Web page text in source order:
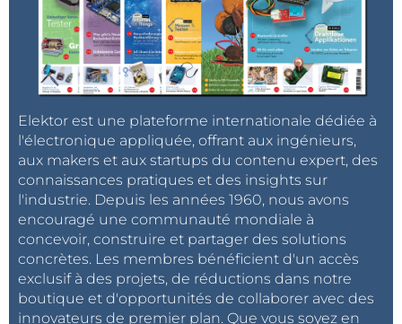
Elektor est une plateforme internationale dédiée à
l'électronique appliquée, offrant aux ingénieurs,
aux makers et aux startups du contenu expert, des
connaissances pratiques et des insights sur
l'industrie. Depuis les années 1960, nous avons
encouragé une communauté mondiale à
concevoir, construire et partager des solutions
concrètes. Les membres bénéficient d'un accès
exclusif à des projets, de réductions dans notre
boutique et d'opportunités de collaborer avec des
innovateurs de premier plan. Que vous soyez en